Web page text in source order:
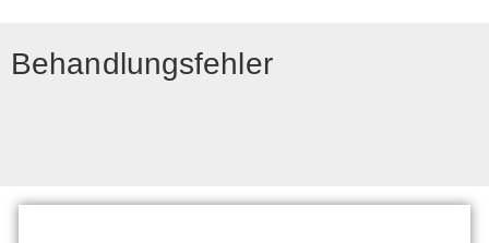
Behandlungsfehler